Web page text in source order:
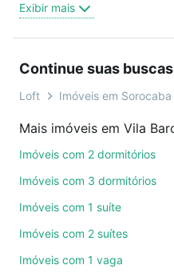
oferta ideal de Imóveis
Vila Barcelona,
videochamada, é grátis,
ainda conta com mais
de imóveis.
ruas, bairros e até
também pode usar os
quartos, suítes, com ou
Exibir mais
Continue suas
Loft Imóveis em Sorocaba
Mais imóveis em Vila
Imóveis com 2 dormitórios
Imóveis com 3 dormitórios
Imóveis com 1 suíte
Imóveis com 2 suítes
Imóveis com 1 vaga